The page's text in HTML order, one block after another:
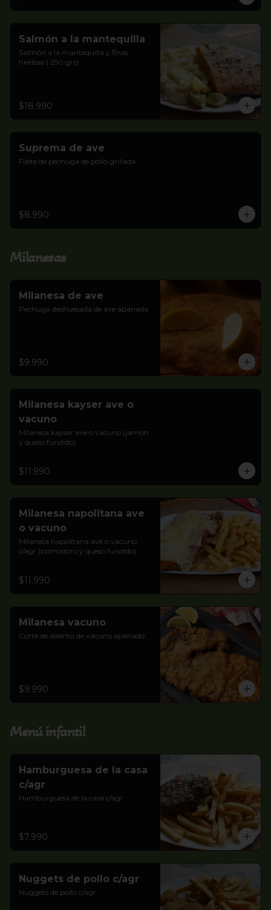
Salmón a la mantequilla
Salmón a la mantequilla y finas
hierbas ( 250 grs)
$18.990
Suprema de ave
Filete de pechuga de pollo grillada
$8.990
Milanesas
Milanesa de ave
Pechuga deshuesada de ave apanada
$9.990
Milanesa kayser ave o
vacuno
Milanesa kayser ave o vacuno (jamón
y queso fundido).
$11.990
Milanesa napolitana ave
o vacuno
Milanesa napolitana ave o vacuno
c/agr (pomodoro y queso fundido).
$11.990
Milanesa vacuno
Corte de asiento de vacuno apanado
$9.990
Menú infantil
Hamburguesa de la casa
c/agr
Hamburguesa de la casa c/agr.
$7.990
Nuggets de pollo c/agr
Nuggets de pollo c/agr.